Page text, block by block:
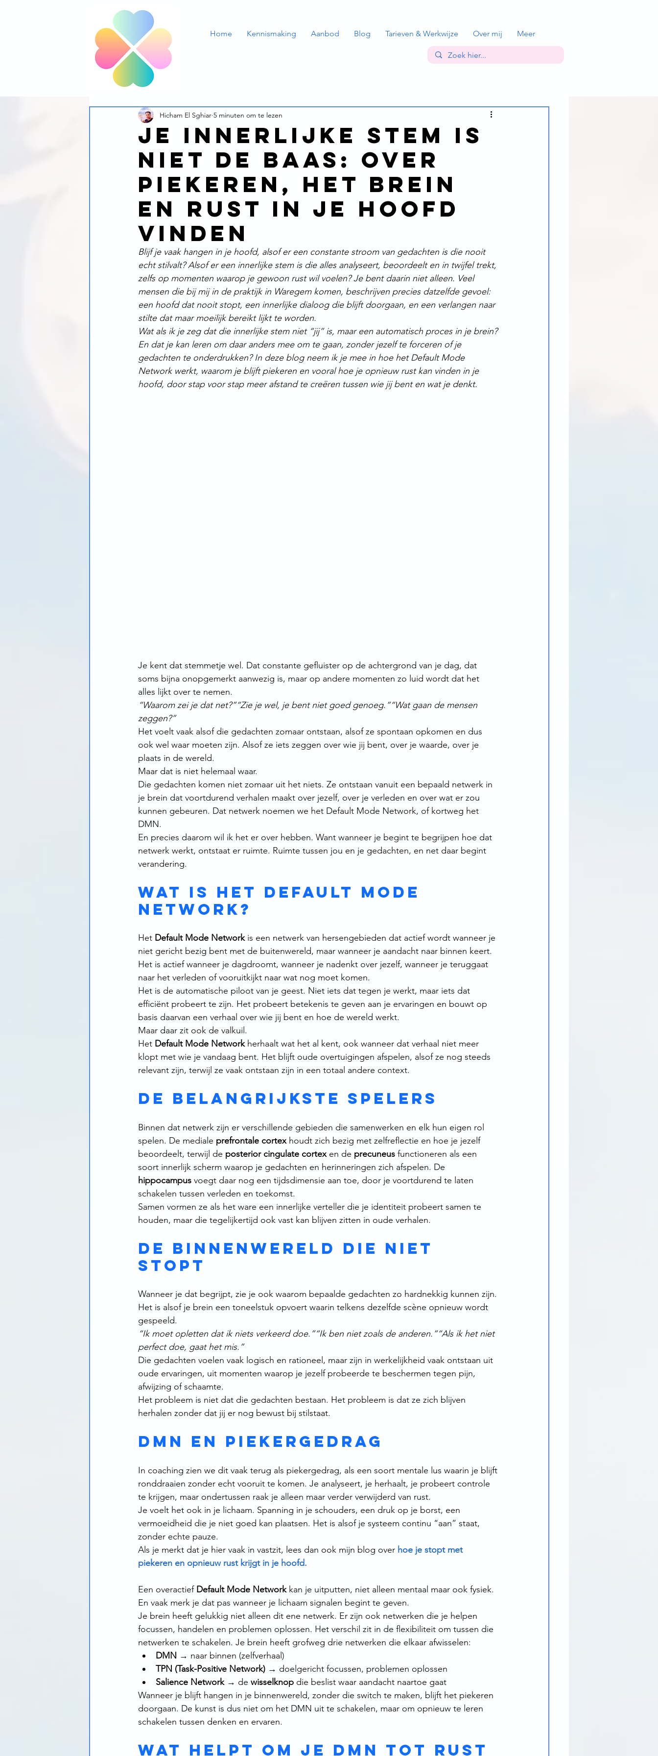
Home Kennismaking Aanbod Blog Tarieven & Werkwijze Over mij Meer
Je innerlijke stem is
niet de baas: over
piekeren, het brein
en rust in je hoofd
vinden
Hicham El Sghiar 5 minuten om te lezen
Blijf je vaak hangen in je hoofd, alsof er een constante stroom van gedachten is die nooit
echt stilvalt? Alsof er een innerlijke stem is die alles analyseert, beoordeelt en in twijfel trekt,
zelfs op momenten waarop je gewoon rust wil voelen? Je bent daarin niet alleen. Veel
mensen die bij mij in de praktijk in Waregem komen, beschrijven precies datzelfde gevoel:
een hoofd dat nooit stopt, een innerlijke dialoog die blijft doorgaan, en een verlangen naar
stilte dat maar moeilijk bereikt lijkt te worden.
Wat als ik je zeg dat die innerlijke stem niet “jij” is, maar een automatisch proces in je brein?
En dat je kan leren om daar anders mee om te gaan, zonder jezelf te forceren of je
gedachten te onderdrukken? In deze blog neem ik je mee in hoe het Default Mode
Network werkt, waarom je blijft piekeren en vooral hoe je opnieuw rust kan vinden in je
hoofd, door stap voor stap meer afstand te creëren tussen wie jij bent en wat je denkt.
Je kent dat stemmetje wel. Dat constante gefluister op de achtergrond van je dag, dat
soms bijna onopgemerkt aanwezig is, maar op andere momenten zo luid wordt dat het
alles lijkt over te nemen.
“Waarom zei je dat net?”“Zie je wel, je bent niet goed genoeg.”“Wat gaan de mensen
zeggen?”
Het voelt vaak alsof die gedachten zomaar ontstaan, alsof ze spontaan opkomen en dus
ook wel waar moeten zijn. Alsof ze iets zeggen over wie jij bent, over je waarde, over je
plaats in de wereld.
Maar dat is niet helemaal waar.
Die gedachten komen niet zomaar uit het niets. Ze ontstaan vanuit een bepaald netwerk in
je brein dat voortdurend verhalen maakt over jezelf, over je verleden en over wat er zou
kunnen gebeuren. Dat netwerk noemen we het Default Mode Network, of kortweg het
DMN.
En precies daarom wil ik het er over hebben. Want wanneer je begint te begrijpen hoe dat
netwerk werkt, ontstaat er ruimte. Ruimte tussen jou en je gedachten, en net daar begint
verandering.
Wat is het Default Mode
Network?
Het Default Mode Network is een netwerk van hersengebieden dat actief wordt wanneer je
niet gericht bezig bent met de buitenwereld, maar wanneer je aandacht naar binnen keert.
Het is actief wanneer je dagdroomt, wanneer je nadenkt over jezelf, wanneer je teruggaat
naar het verleden of vooruitkijkt naar wat nog moet komen.
Het is de automatische piloot van je geest. Niet iets dat tegen je werkt, maar iets dat
efficiënt probeert te zijn. Het probeert betekenis te geven aan je ervaringen en bouwt op
basis daarvan een verhaal over wie jij bent en hoe de wereld werkt.
Maar daar zit ook de valkuil.
Het Default Mode Network herhaalt wat het al kent, ook wanneer dat verhaal niet meer
klopt met wie je vandaag bent. Het blijft oude overtuigingen afspelen, alsof ze nog steeds
relevant zijn, terwijl ze vaak ontstaan zijn in een totaal andere context.
De belangrijkste spelers
Binnen dat netwerk zijn er verschillende gebieden die samenwerken en elk hun eigen rol
spelen. De mediale prefrontale cortex houdt zich bezig met zelfreflectie en hoe je jezelf
beoordeelt, terwijl de posterior cingulate cortex en de precuneus functioneren als een
soort innerlijk scherm waarop je gedachten en herinneringen zich afspelen. De
hippocampus voegt daar nog een tijdsdimensie aan toe, door je voortdurend te laten
schakelen tussen verleden en toekomst.
Samen vormen ze als het ware een innerlijke verteller die je identiteit probeert samen te
houden, maar die tegelijkertijd ook vast kan blijven zitten in oude verhalen.
De binnenwereld die niet
stopt
Wanneer je dat begrijpt, zie je ook waarom bepaalde gedachten zo hardnekkig kunnen zijn.
Het is alsof je brein een toneelstuk opvoert waarin telkens dezelfde scène opnieuw wordt
gespeeld.
“Ik moet opletten dat ik niets verkeerd doe.”“Ik ben niet zoals de anderen.”“Als ik het niet
perfect doe, gaat het mis.”
Die gedachten voelen vaak logisch en rationeel, maar zijn in werkelijkheid vaak ontstaan uit
oude ervaringen, uit momenten waarop je jezelf probeerde te beschermen tegen pijn,
afwijzing of schaamte.
Het probleem is niet dat die gedachten bestaan. Het probleem is dat ze zich blijven
herhalen zonder dat jij er nog bewust bij stilstaat.
DMN en piekergedrag
In coaching zien we dit vaak terug als piekergedrag, als een soort mentale lus waarin je blijft
ronddraaien zonder echt vooruit te komen. Je analyseert, je herhaalt, je probeert controle
te krijgen, maar ondertussen raak je alleen maar verder verwijderd van rust.
Je voelt het ook in je lichaam. Spanning in je schouders, een druk op je borst, een
vermoeidheid die je niet goed kan plaatsen. Het is alsof je systeem continu “aan” staat,
zonder echte pauze.
Als je merkt dat je hier vaak in vastzit, lees dan ook mijn blog over hoe je stopt met
piekeren en opnieuw rust krijgt in je hoofd.
Een overactief Default Mode Network kan je uitputten, niet alleen mentaal maar ook fysiek.
En vaak merk je dat pas wanneer je lichaam signalen begint te geven.
Je brein heeft gelukkig niet alleen dit ene netwerk. Er zijn ook netwerken die je helpen
focussen, handelen en problemen oplossen. Het verschil zit in de flexibiliteit om tussen die
netwerken te schakelen. Je brein heeft grofweg drie netwerken die elkaar afwisselen:
DMN → naar binnen (zelfverhaal)
TPN (Task-Positive Network) → doelgericht focussen, problemen oplossen
Salience Network → de wisselknop die beslist waar aandacht naartoe gaat
Wanneer je blijft hangen in je binnenwereld, zonder die switch te maken, blijft het piekeren
doorgaan. De kunst is dus niet om het DMN uit te schakelen, maar om opnieuw te leren
schakelen tussen denken en ervaren.
Wat helpt om je DMN tot rust